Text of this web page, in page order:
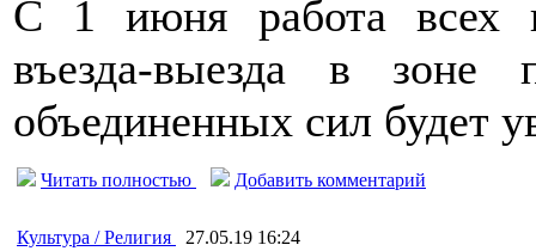
С 1 июня работа всех
въезда-выезда в зоне
объединенных сил будет
Читать полностью Добавить комментарий
Культура / Религия
27.05.19 16:24